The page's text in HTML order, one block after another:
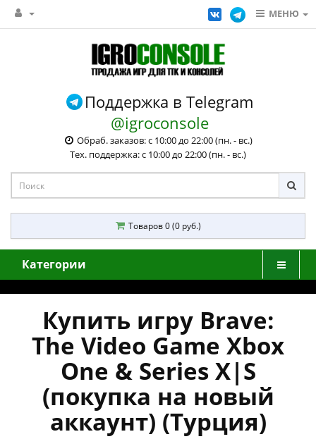
МЕНЮ
Поддержка в Telegram
@igroconsole
Обраб. заказов: с 10:00 до 22:00 (пн. - вс.)
Тех. поддержка: с 10:00 до 22:00 (пн. - вс.)
Товаров 0 (0 руб.)
Категории
Купить игру Brave:
The Video Game Xbox
One & Series X|S
(покупка на новый
аккаунт) (Турция)